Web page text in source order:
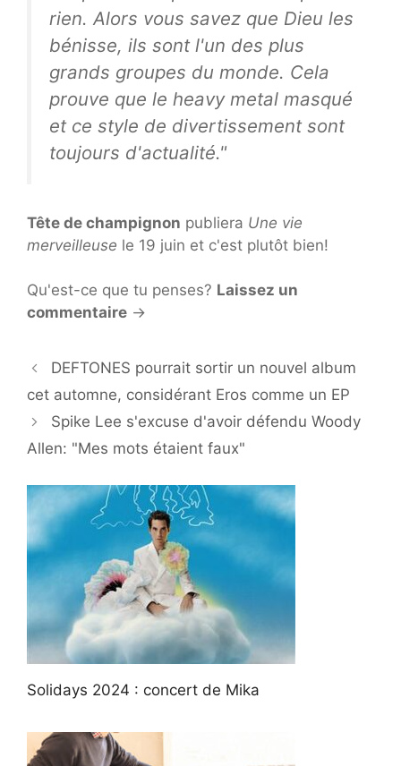
rien. Alors vous savez que Dieu les
bénisse, ils sont l'un des plus
grands groupes du monde. Cela
prouve que le heavy metal masqué
et ce style de divertissement sont
toujours d'actualité."
Tête de champignon publiera Une vie
merveilleuse le 19 juin et c'est plutôt bien!
Qu'est-ce que tu penses? Laissez un
commentaire →
DEFTONES pourrait sortir un nouvel album
cet automne, considérant Eros comme un EP
Spike Lee s'excuse d'avoir défendu Woody
Allen: "Mes mots étaient faux"
Solidays 2024 : concert de Mika